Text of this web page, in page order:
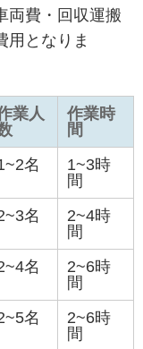
両費・回収運搬
用となりま
業人
作業時
間
名
1~3時
間
名
2~4時
間
名
2~6時
間
名
2~6時
間